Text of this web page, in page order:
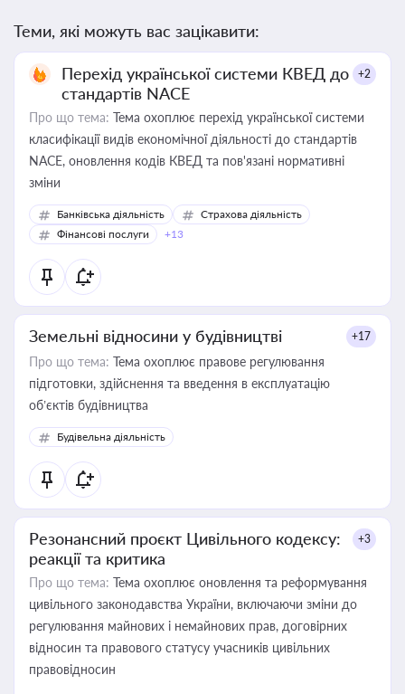
Теми, які можуть вас зацікавити:
Перехід української системи КВЕД до
стандартів NACE
+2
Про що тема: Тема охоплює перехід української системи
класифікації видів економічної діяльності до стандартів
NACE, оновлення кодів КВЕД та пов'язані нормативні
зміни
Банківська діяльність
Страхова діяльність
Фінансові послуги
+13
Земельні відносини у будівництві +17
Про що тема: Тема охоплює правове регулювання
підготовки, здійснення та введення в експлуатацію
об’єктів будівництва
Будівельна діяльність
Резонансний проєкт Цивільного кодексу:
реакції та критика
+3
Про що тема: Тема охоплює оновлення та реформування
цивільного законодавства України, включаючи зміни до
регулювання майнових і немайнових прав, договірних
відносин та правового статусу учасників цивільних
правовідносин